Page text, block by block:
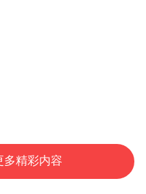
多精彩内容